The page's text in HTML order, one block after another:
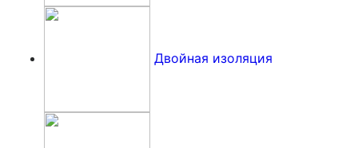
Двойная изоляция